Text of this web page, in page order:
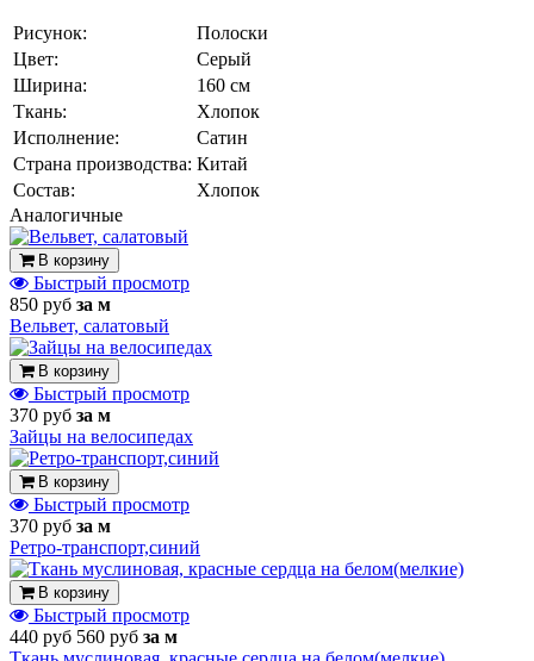
Рисунок:
Полоски
Цвет:
Серый
Ширина:
160 см
Ткань:
Хлопок
Исполнение:
Сатин
Страна производства: Китай
Состав:
Хлопок
Аналогичные
В корзину
Быстрый просмотр
850 руб за м
Вельвет, салатовый
В корзину
Быстрый просмотр
370 руб за м
Зайцы на велосипедах
В корзину
Быстрый просмотр
370 руб за м
Ретро-транспорт,синий
В корзину
Быстрый просмотр
440 руб 560 руб за м